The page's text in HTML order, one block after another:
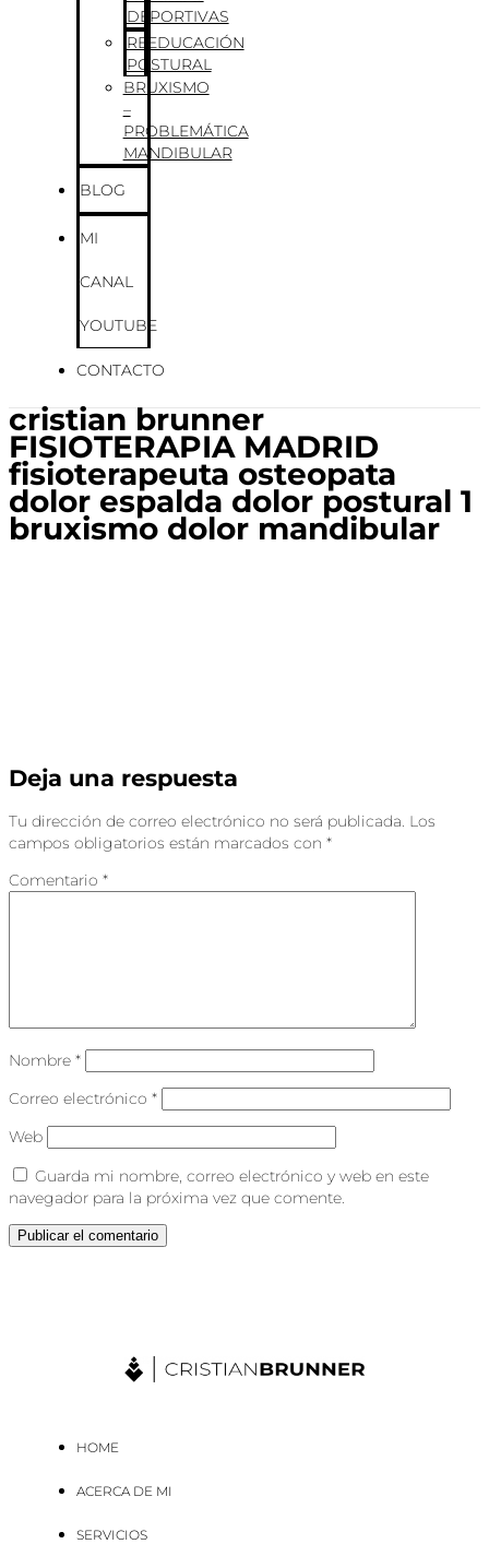
DEPORTIVAS
REEDUCACIÓN
POSTURAL
BRUXISMO
–
PROBLEMÁTICA
MANDIBULAR
BLOG
MI
CANAL
YOUTUBE
CONTACTO
cristian brunner
FISIOTERAPIA MADRID
fisioterapeuta osteopata
dolor espalda dolor postural 1
bruxismo dolor mandibular
Deja una respuesta
Tu dirección de correo electrónico no será publicada. Los
campos obligatorios están marcados con *
Comentario *
Nombre *
Correo electrónico *
Web
Guarda mi nombre, correo electrónico y web en este
navegador para la próxima vez que comente.
HOME
ACERCA DE MI
SERVICIOS